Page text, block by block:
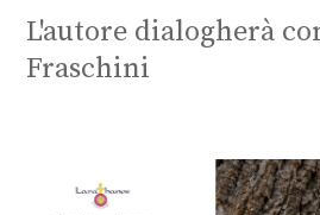
L'autore dialogherà
Fraschini